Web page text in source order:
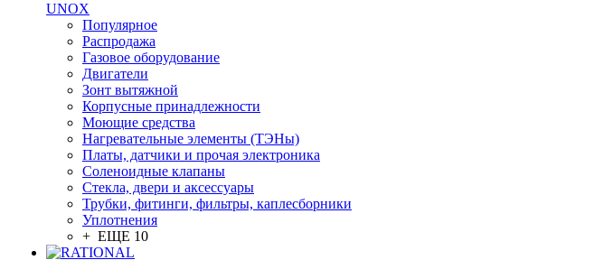
UNOX
Популярное
Распродажа
Газовое оборудование
Двигатели
Зонт вытяжной
Корпусные принадлежности
Моющие средства
Нагревательные элементы (ТЭНы)
Платы, датчики и прочая электроника
Соленоидные клапаны
Стекла, двери и аксессуары
Трубки, фитинги, фильтры, каплесборники
Уплотнения
+ ЕЩЕ 10